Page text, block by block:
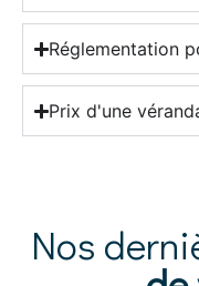
Réglementation
Prix d'une
Nos